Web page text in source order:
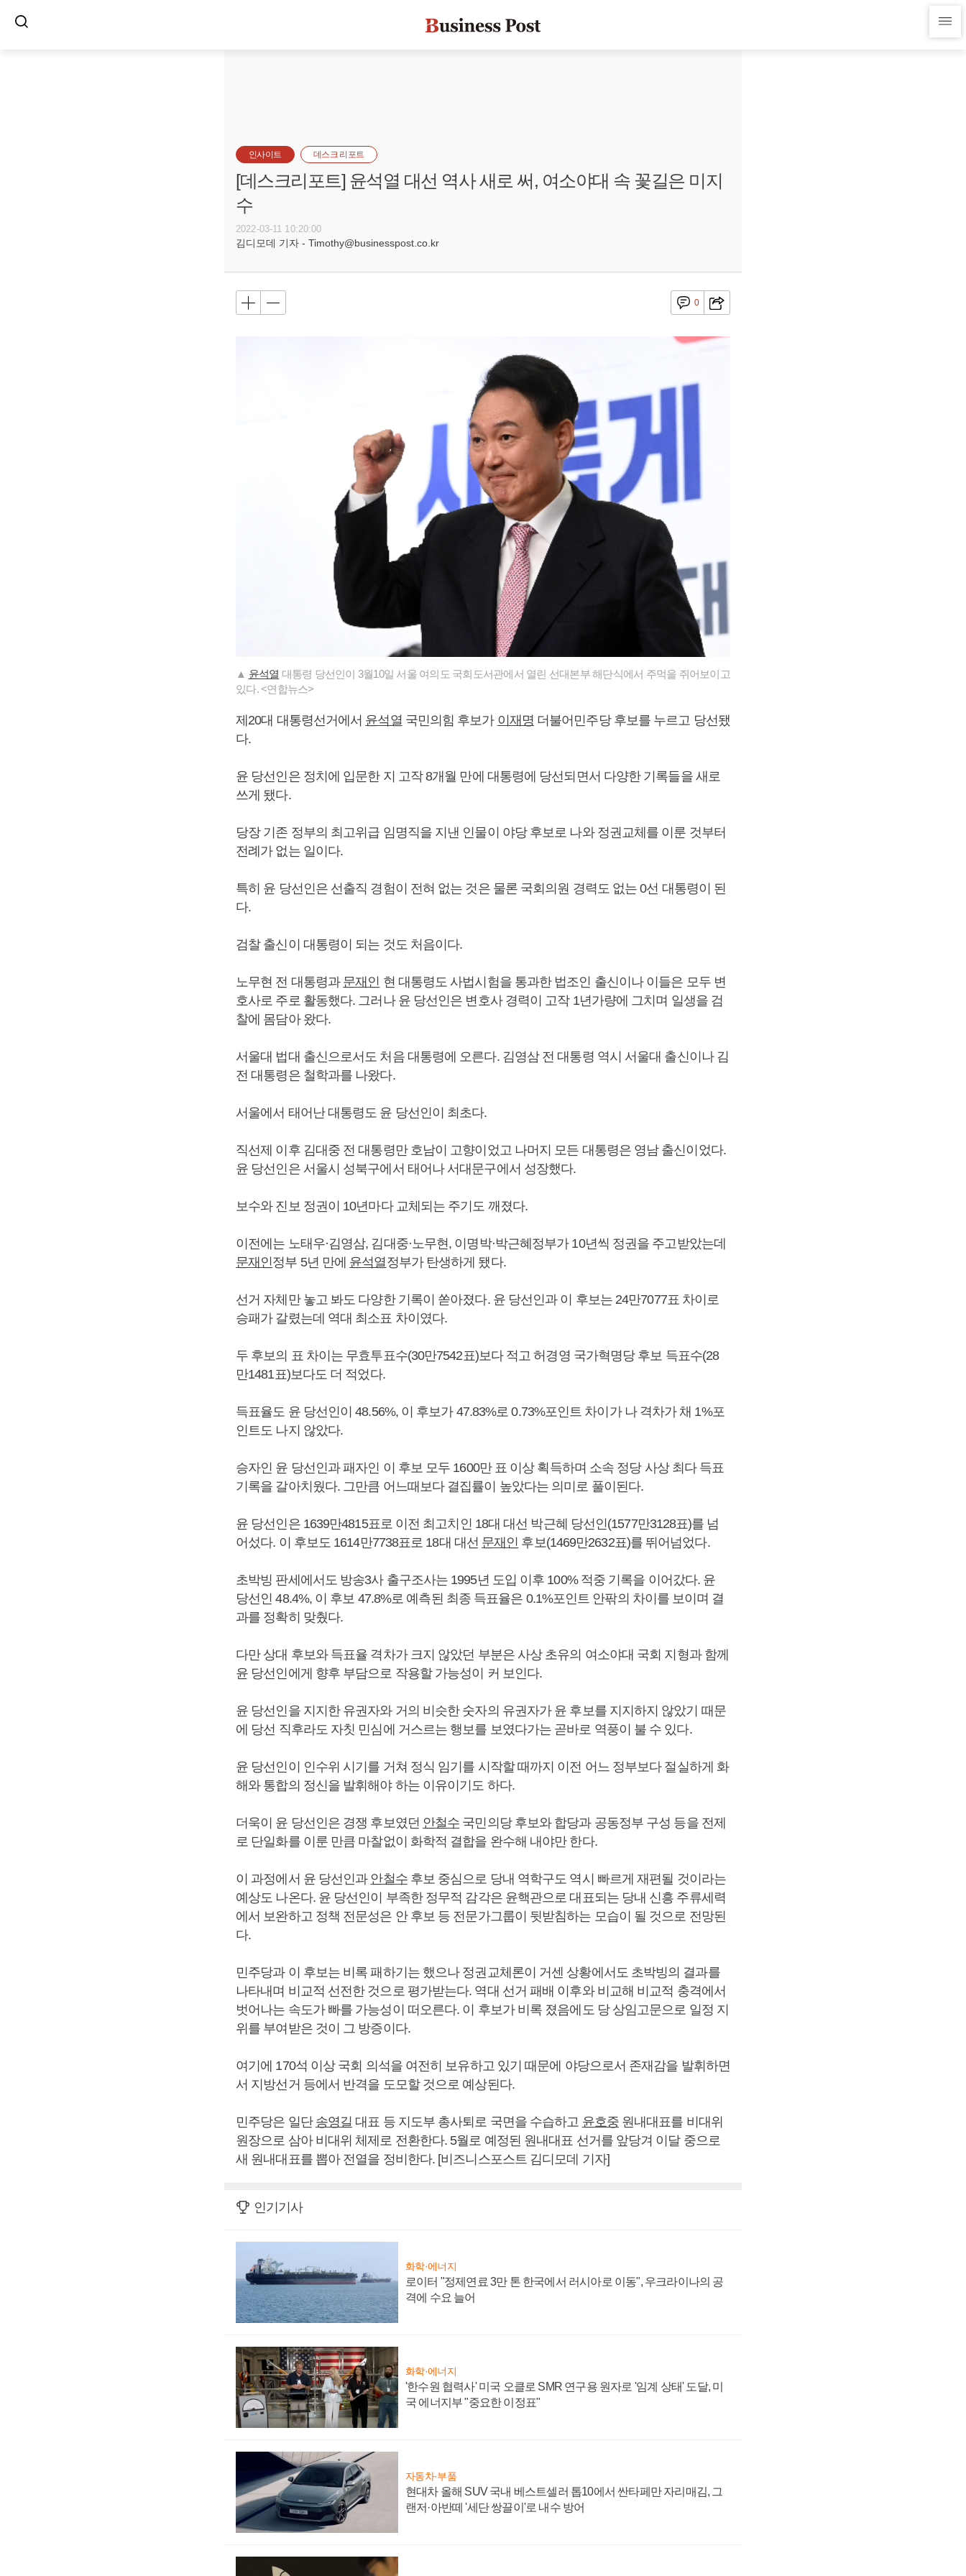
인사이트 데스크 리포트
[데스크리포트] 윤석열 대선 역사 새로 써, 여소야대 속 꽃길은 미지
수
2022-03-11 10:20:00
김디모데 기자 - Timothy@businesspost.co.kr
0
▲ 윤석열 대통령 당선인이 3월10일 서울 여의도 국회도서관에서 열린 선대본부 해단식에서 주먹을 쥐어보이고
있다. <연합뉴스>
제20대 대통령선거에서 윤석열 국민의힘 후보가 이재명 더불어민주당 후보를 누르고 당선됐
다.
윤 당선인은 정치에 입문한 지 고작 8개월 만에 대통령에 당선되면서 다양한 기록들을 새로
쓰게 됐다.
당장 기존 정부의 최고위급 임명직을 지낸 인물이 야당 후보로 나와 정권교체를 이룬 것부터
전례가 없는 일이다.
특히 윤 당선인은 선출직 경험이 전혀 없는 것은 물론 국회의원 경력도 없는 0선 대통령이 된
다.
검찰 출신이 대통령이 되는 것도 처음이다.
노무현 전 대통령과 문재인 현 대통령도 사법시험을 통과한 법조인 출신이나 이들은 모두 변
호사로 주로 활동했다. 그러나 윤 당선인은 변호사 경력이 고작 1년가량에 그치며 일생을 검
찰에 몸담아 왔다.
서울대 법대 출신으로서도 처음 대통령에 오른다. 김영삼 전 대통령 역시 서울대 출신이나 김
전 대통령은 철학과를 나왔다.
서울에서 태어난 대통령도 윤 당선인이 최초다.
직선제 이후 김대중 전 대통령만 호남이 고향이었고 나머지 모든 대통령은 영남 출신이었다.
윤 당선인은 서울시 성북구에서 태어나 서대문구에서 성장했다.
보수와 진보 정권이 10년마다 교체되는 주기도 깨졌다.
이전에는 노태우·김영삼, 김대중·노무현, 이명박·박근혜정부가 10년씩 정권을 주고받았는데
문재인정부 5년 만에 윤석열 정부가 탄생하게 됐다.
선거 자체만 놓고 봐도 다양한 기록이 쏟아졌다. 윤 당선인과 이 후보는 24만7077표 차이로
승패가 갈렸는데 역대 최소표 차이였다.
두 후보의 표 차이는 무효투표수(30만7542표)보다 적고 허경영 국가혁명당 후보 득표수(28
만1481표)보다도 더 적었다.
득표율도 윤 당선인이 48.56%, 이 후보가 47.83%로 0.73%포인트 차이가 나 격차가 채 1%포
인트도 나지 않았다.
승자인 윤 당선인과 패자인 이 후보 모두 1600만 표 이상 획득하며 소속 정당 사상 최다 득표
기록을 갈아치웠다. 그만큼 어느때보다 결집률이 높았다는 의미로 풀이된다.
윤 당선인은 1639만4815표로 이전 최고치인 18대 대선 박근혜 당선인(1577만3128표)를 넘
어섰다. 이 후보도 1614만7738표로 18대 대선 문재인 후보(1469만2632표)를 뛰어넘었다.
초박빙 판세에서도 방송3사 출구조사는 1995년 도입 이후 100% 적중 기록을 이어갔다. 윤
당선인 48.4%, 이 후보 47.8%로 예측된 최종 득표율은 0.1%포인트 안팎의 차이를 보이며 결
과를 정확히 맞췄다.
다만 상대 후보와 득표율 격차가 크지 않았던 부분은 사상 초유의 여소야대 국회 지형과 함께
윤 당선인에게 향후 부담으로 작용할 가능성이 커 보인다.
윤 당선인을 지지한 유권자와 거의 비슷한 숫자의 유권자가 윤 후보를 지지하지 않았기 때문
에 당선 직후라도 자칫 민심에 거스르는 행보를 보였다가는 곧바로 역풍이 불 수 있다.
윤 당선인이 인수위 시기를 거쳐 정식 임기를 시작할 때까지 이전 어느 정부보다 절실하게 화
해와 통합의 정신을 발휘해야 하는 이유이기도 하다.
더욱이 윤 당선인은 경쟁 후보였던 안철수 국민의당 후보와 합당과 공동정부 구성 등을 전제
로 단일화를 이룬 만큼 마찰없이 화학적 결합을 완수해 내야만 한다.
이 과정에서 윤 당선인과 안철수후보 중심으로 당내 역학구도 역시 빠르게 재편될 것이라는
예상도 나온다. 윤 당선인이 부족한 정무적 감각은 윤핵관으로 대표되는 당내 신흥 주류세력
에서 보완하고 정책 전문성은 안 후보 등 전문가그룹이 뒷받침하는 모습이 될 것으로 전망된
다.
민주당과 이 후보는 비록 패하기는 했으나 정권교체론이 거센 상황에서도 초박빙의 결과를
나타내며 비교적 선전한 것으로 평가받는다. 역대 선거 패배 이후와 비교해 비교적 충격에서
벗어나는 속도가 빠를 가능성이 떠오른다. 이 후보가 비록 졌음에도 당 상임고문으로 일정 지
위를 부여받은 것이 그 방증이다.
여기에 170석 이상 국회 의석을 여전히 보유하고 있기 때문에 야당으로서 존재감을 발휘하면
서 지방선거 등에서 반격을 도모할 것으로 예상된다.
민주당은 일단 송영길 대표 등 지도부 총사퇴로 국면을 수습하고 윤호중원내대표를 비대위
원장으로 삼아 비대위 체제로 전환한다. 5월로 예정된 원내대표 선거를 앞당겨 이달 중으로
새 원내대표를 뽑아 전열을 정비한다. [비즈니스포스트 김디모데 기자]
인기기사
화학·에너지
로이터 "정제연료 3만 톤 한국에서 러시아로 이동", 우크라이나의 공
격에 수요 늘어
화학·에너지
'한수원 협력사' 미국 오클로 SMR 연구용 원자로 '임계 상태' 도달, 미
국 에너지부 "중요한 이정표"
자동차·부품
현대차 올해 SUV 국내 베스트셀러 톱10에서 싼타페만 자리매김, 그
랜저·아반떼 '세단 쌍끌이'로 내수 방어